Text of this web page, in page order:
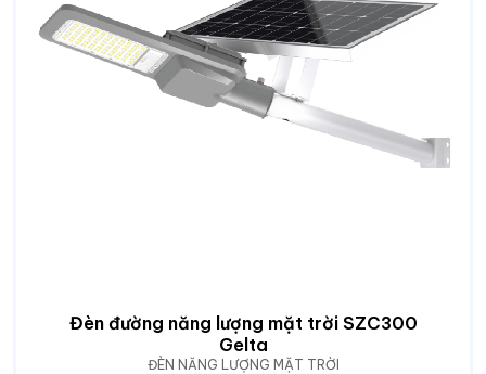
Đèn đường năng lượng mặt trời SZC300
Gelta
ĐÈN NĂNG LƯỢNG MẶT TRỜI